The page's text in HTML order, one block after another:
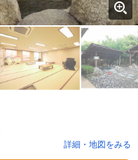
詳細・地図をみる